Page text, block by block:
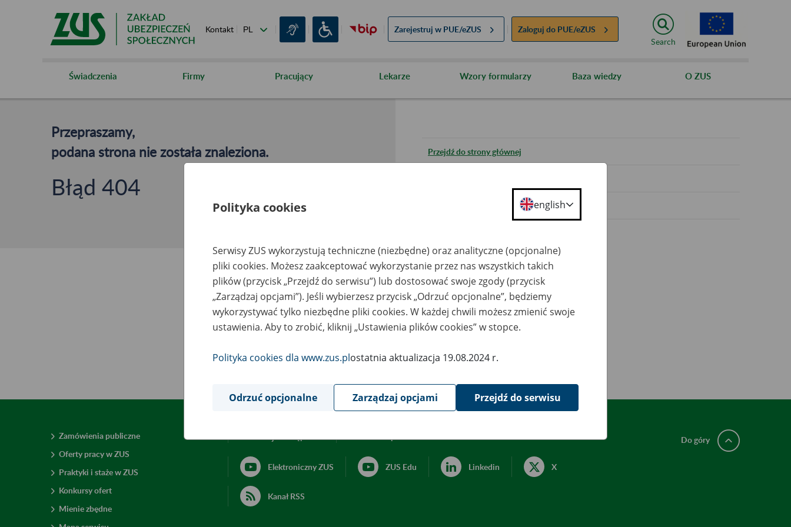
Kontakt Zarejestruj w PUE/eZUS Zaloguj do PUE/eZUS
Search
Świadczenia Firmy Pracujący Lekarze Wzory formularzy Baza wiedzy O ZUS
Przepraszamy,
podana strona nie została znaleziona.
Błąd 404
Przejdź do strony głównej
Zamówienia publiczne
Oferty pracy w ZUS
Praktyki i staże w ZUS
Konkursy ofert
Mienie zbędne
Elektroniczny ZUS ZUS Edu Linkedin X
Kanał RSS
Do góry
Polityka cookies english
Serwisy ZUS wykorzystują techniczne (niezbędne) oraz analityczne (opcjonalne)
pliki cookies. Możesz zaakceptować wykorzystanie przez nas wszystkich takich
plików (przycisk „Przejdź do serwisu”) lub dostosować swoje zgody (przycisk
„Zarządzaj opcjami”). Jeśli wybierzesz przycisk „Odrzuć opcjonalne”, będziemy
wykorzystywać tylko niezbędne pliki cookies. W każdej chwili możesz zmienić swoje
ustawienia. Aby to zrobić, kliknij „Ustawienia plików cookies” w stopce.
Polityka cookies dla www.zus.plostatnia aktualizacja 19.08.2024 r.
Odrzuć opcjonalne Zarządzaj opcjami Przejdź do serwisu